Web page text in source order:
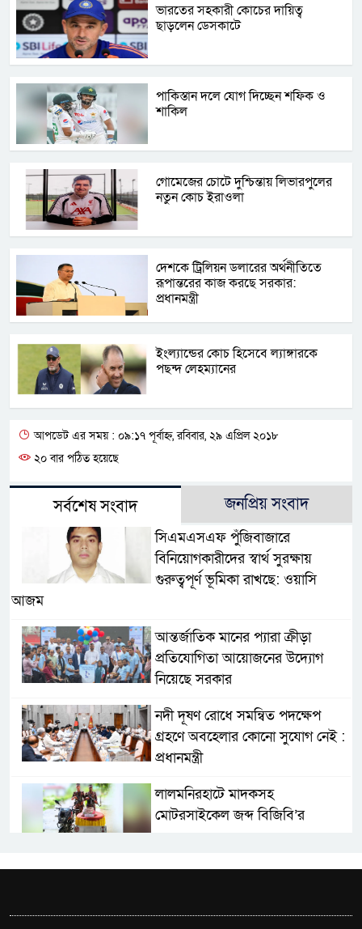
ভারতের সহকারী কোচের দায়িত্ব
ছাড়লেন ডেসকাটে
পাকিস্তান দলে যোগ দিচ্ছেন শফিক ও
শাকিল
গোমেজের চোটে দুশ্চিন্তায় লিভারপুলের
নতুন কোচ ইরাওলা
দেশকে ট্রিলিয়ন ডলারের অর্থনীতিতে
রূপান্তরের কাজ করছে সরকার:
প্রধানমন্ত্রী
ইংল্যান্ডের কোচ হিসেবে ল্যাঙ্গারকে
পছন্দ লেহম্যানের
আপডেট এর সময় : ০৯:১৭ পূর্বাহ্ন, রবিবার, ২৯ এপ্রিল ২০১৮
২০ বার পঠিত হয়েছে
সর্বশেষ সংবাদ জনপ্রিয় সংবাদ
সিএমএসএফ পুঁজিবাজারে
বিনিয়োগকারীদের স্বার্থ সুরক্ষায়
গুরুত্বপূর্ণ ভূমিকা রাখছে: ওয়াসি
আজম
আন্তর্জাতিক মানের প্যারা ক্রীড়া
প্রতিযোগিতা আয়োজনের উদ্যোগ
নিয়েছে সরকার
নদী দূষণ রোধে সমন্বিত পদক্ষেপ
গ্রহণে অবহেলার কোনো সুযোগ নেই :
প্রধানমন্ত্রী
লালমনিরহাটে মাদকসহ
মোটরসাইকেল জব্দ বিজিবি’র
ওমানের সঙ্গে ইরানের হরমুজ